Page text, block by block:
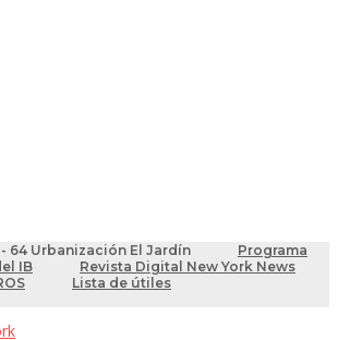
- 64 Urbanización El Jardín
Programa
IB
Revista Digital New York News
Lista de útiles